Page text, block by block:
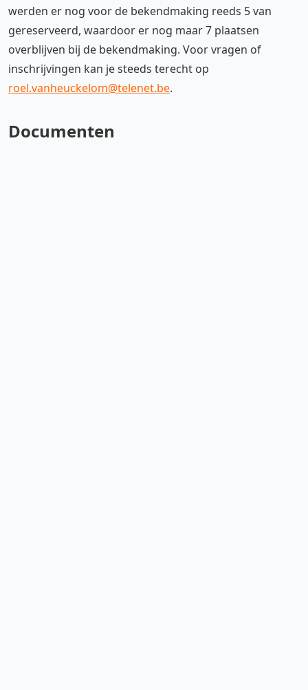
werden er nog voor de bekendmaking reeds 5 van
gereserveerd, waardoor er nog maar 7 plaatsen
overblijven bij de bekendmaking. Voor vragen of
inschrijvingen kan je steeds terecht op
roel.vanheuckelom@telenet.be.
Documenten